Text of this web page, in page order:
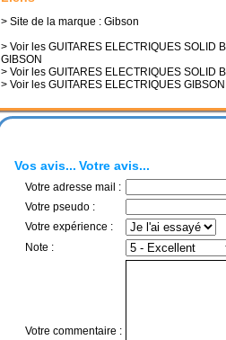
> Site de la marque : Gibson
> Voir les GUITARES ELECTRIQUES SOLID
GIBSON
> Voir les GUITARES ELECTRIQUES SOLID
> Voir les GUITARES ELECTRIQUES GIBSON
Vos avis... Votre avis...
Votre adresse mail :
Votre pseudo :
Votre expérience :
Note :
Votre commentaire :